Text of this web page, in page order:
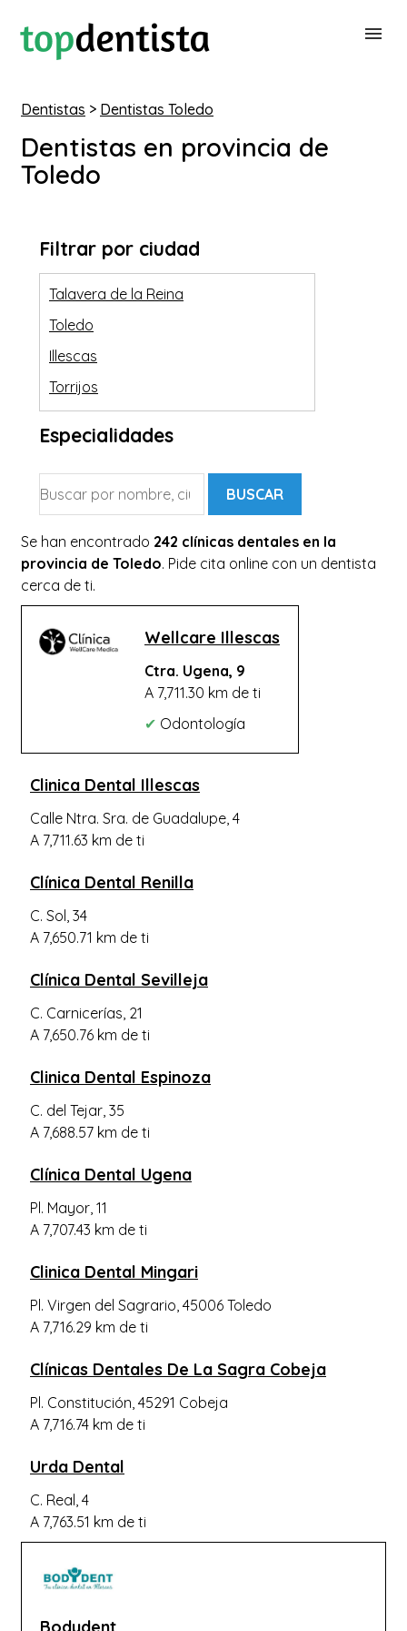
BUSCAR DENTISTA
PARA CLÍNICAS DENTALES
Dentistas > Dentistas Toledo
Dentistas en provincia de
Toledo
Filtrar por ciudad
Talavera de la Reina
Toledo
Illescas
Torrijos
Fuensalida
Quintanar de la Orden
Bargas
Ocaña
Olías del Rey
Sonseca
Villacañas
La Puebla de Montalbán
Consuegra
Corral de Almaguer
Ugena
Calera y Chozas
Urda
El Carpio de Tajo
Numancia de la Sagra
Villafranca de los Caballeros
El Viso de San Juan
Escalona
Méntrida
Yepes
Cobeja
Argés
Nambroca
Santa Olalla
Navahermosa
Seseña Nuevo
Madridejos
Recas
Magán
El Puente del Arzobispo
Casarrubios del Monte
Especialidades
BUSCAR
Se han encontrado 242 clínicas dentales en la
provincia de Toledo. Pide cita online con un dentista
cerca de ti.
Wellcare Illescas
Ctra. Ugena, 9
A 7,711.30 km de ti
✔ Odontología
Clinica Dental Illescas
Calle Ntra. Sra. de Guadalupe, 4
A 7,711.63 km de ti
Clínica Dental Renilla
C. Sol, 34
A 7,650.71 km de ti
Clínica Dental Sevilleja
C. Carnicerías, 21
A 7,650.76 km de ti
Clinica Dental Espinoza
C. del Tejar, 35
A 7,688.57 km de ti
Clínica Dental Ugena
Pl. Mayor, 11
A 7,707.43 km de ti
Clinica Dental Mingari
Pl. Virgen del Sagrario, 45006 Toledo
A 7,716.29 km de ti
Clínicas Dentales De La Sagra Cobeja
Pl. Constitución, 45291 Cobeja
A 7,716.74 km de ti
Urda Dental
C. Real, 4
A 7,763.51 km de ti